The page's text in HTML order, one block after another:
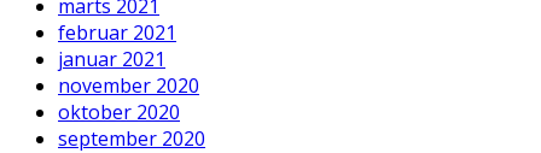
marts 2021
februar 2021
januar 2021
november 2020
oktober 2020
september 2020